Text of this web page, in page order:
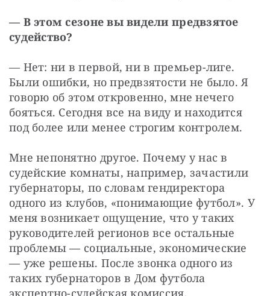
— В этом сезоне вы видели предвзятое
судейство?
— Нет: ни в первой, ни в премьер-лиге.
Были ошибки, но предвзятости не было. Я
говорю об этом откровенно, мне нечего
бояться. Сегодня все на виду и находится
под более или менее строгим контролем.
Мне непонятно другое. Почему у нас в
судейские комнаты, например, зачастили
губернаторы, по словам гендиректора
одного из клубов, «понимающие футбол». У
меня возникает ощущение, что у таких
руководителей регионов все остальные
проблемы — социальные, экономические
— уже решены. После звонка одного из
таких губернаторов в Дом футбола